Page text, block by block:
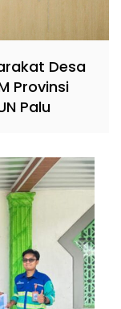
Desa
Provinsi
Palu